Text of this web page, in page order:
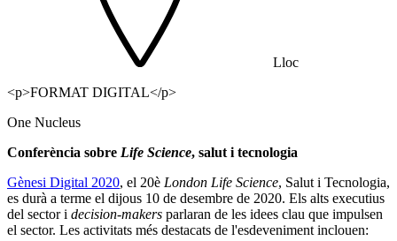
Lloc
<p>FORMAT DIGITAL</p>
One Nucleus
Conferència sobre Life Science, salut i tecnologia
Gènesi Digital 2020, el 20è London Life Science, Salut i Tecnologia,
es durà a terme el dijous 10 de desembre de 2020. Els alts executius
del sector i decision-makers parlaran de les idees clau que impulsen
el sector. Les activitats més destacats de l'esdeveniment inclouen: